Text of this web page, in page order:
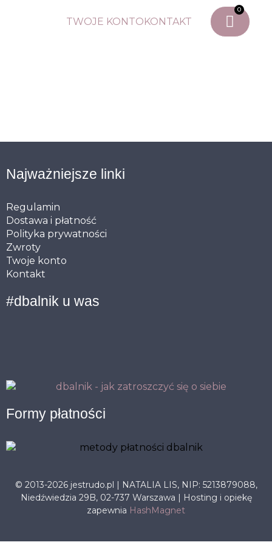
TWOJE KONTOKONTAKT
0
Najważniejsze linki
Regulamin
Dostawa i płatność
Polityka prywatności
Zwroty
Twoje konto
Kontakt
#dbalnik u was
Formy płatności
© 2013-2026 jestrudo.pl | NATALIA LIS, NIP: 5213879088,
Niedźwiedzia 29B, 02-737 Warszawa | Hosting i opiekę
zapewnia HashMagnet